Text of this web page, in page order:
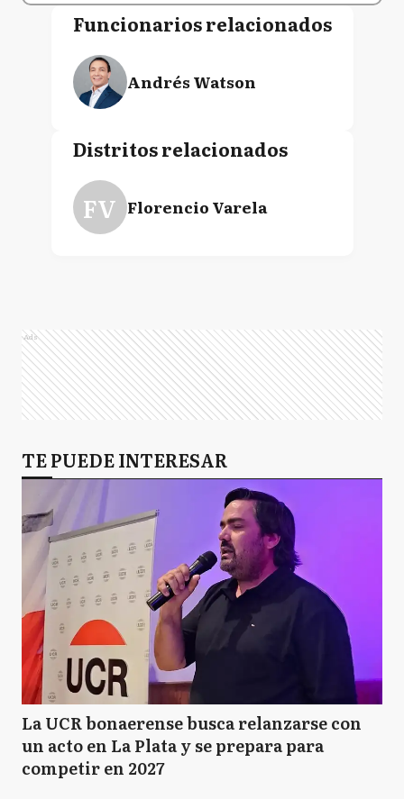
Funcionarios relacionados
Andrés Watson
Distritos relacionados
FV Florencio Varela
Ads
TE PUEDE INTERESAR
La UCR bonaerense busca relanzarse con
un acto en La Plata y se prepara para
competir en 2027